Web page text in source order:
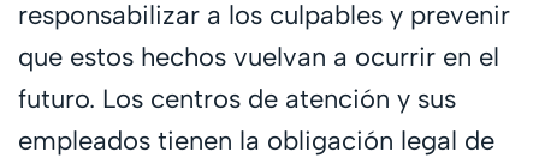
responsabilizar a los culpables y prevenir
que estos hechos vuelvan a ocurrir en el
futuro. Los centros de atención y sus
empleados tienen la obligación legal de